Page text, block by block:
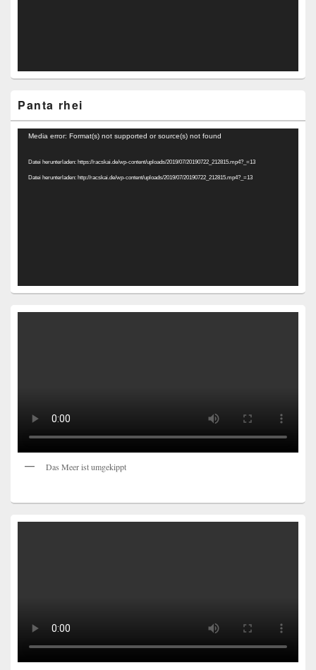
Panta rhei
Video-
Media error: Format(s) not supported or source(s) not found
Datei herunterladen: https://racskai.de/wp-content/uploads/2019/07/20190722_212815.mp4?_=13
Datei herunterladen: http://racskai.de/wp-content/uploads/2019/07/20190722_212815.mp4?_=13
Das Meer ist umgekippt